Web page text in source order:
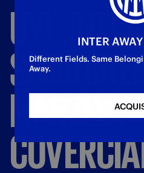
UYL, INTER
SI
MARZOA
INTER
Different Fields. Same
Away.